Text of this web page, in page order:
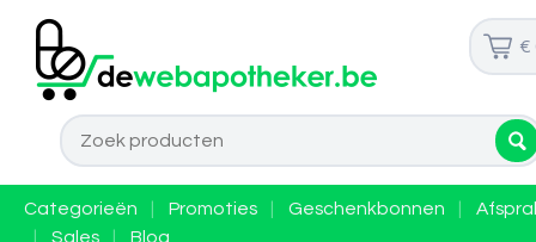
€
Categorieën Promoties Geschenkbonnen
Sales Blog